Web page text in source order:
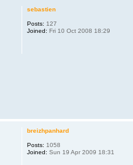
sebastien
Posts: 127
Joined: Fri 10 Oct 2008 18:29
breizhpanhard
Posts: 1058
Joined: Sun 19 Apr 2009 18:31